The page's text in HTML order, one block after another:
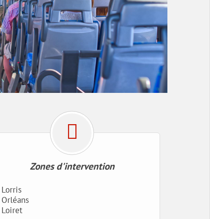
Zones d'intervention
Lorris
Orléans
Loiret